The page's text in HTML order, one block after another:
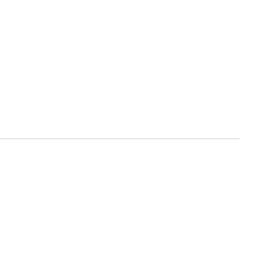
Die Uhr lässt sich zudem komfortabel laden,
Dank Snap-On-Technologie ist die Montage
Kratz- und Stoßfestigkeit
in einer Lösung gesichert
durch umlaufende Dichtung
& Laden wie gewohnt nutzbar
aufkleben – rückstandsfrei entfernbar